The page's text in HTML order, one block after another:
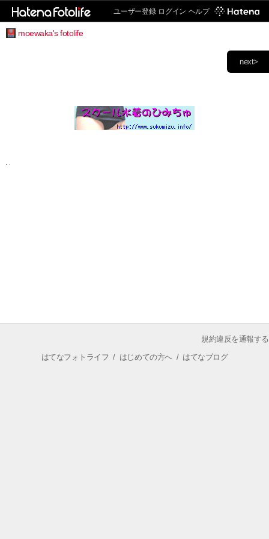
ユーザー登録 ログイン ヘルプ
moewaka's fotolife
next>
規約違反を通報する
はてなフォトライフ / はじめての方へ/ はてなブログ